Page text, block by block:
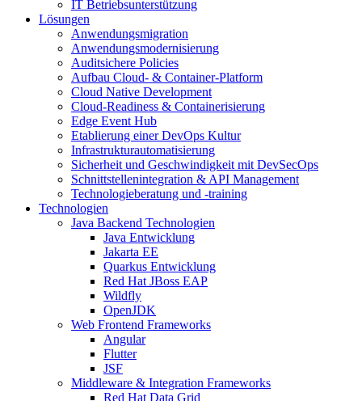
IT Betriebsunterstützung
Lösungen
Anwendungsmigration
Anwendungsmodernisierung
Auditsichere Policies
Aufbau Cloud- & Container-Platform
Cloud Native Development
Cloud-Readiness & Containerisierung
Edge Event Hub
Etablierung einer DevOps Kultur
Infrastrukturautomatisierung
Sicherheit und Geschwindigkeit mit DevSecOps
Schnittstellenintegration & API Management
Technologieberatung und -training
Technologien
Java Backend Technologien
Java Entwicklung
Jakarta EE
Quarkus Entwicklung
Red Hat JBoss EAP
Wildfly
OpenJDK
Web Frontend Frameworks
Angular
Flutter
JSF
Middleware & Integration Frameworks
Red Hat Data Grid